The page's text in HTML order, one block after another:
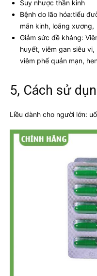
Suy nhược thần kinh
Bệnh do lão hóa:tiểu
mãn kinh, loãng
Giảm sức đề kháng:
huyết, viêm gan siêu
viêm phế quản mạn,
5, Cách sử
Liều dành cho người lớn: